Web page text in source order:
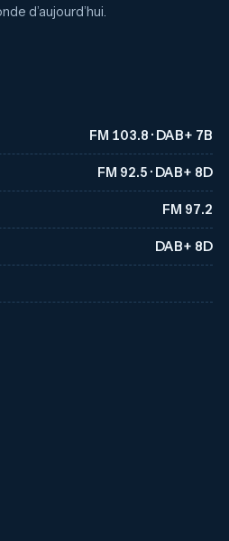
d’aujourd’hui.
FM 103.8 · DAB+ 7B
FM 92.5 · DAB+ 8D
FM 97.2
DAB+ 8D